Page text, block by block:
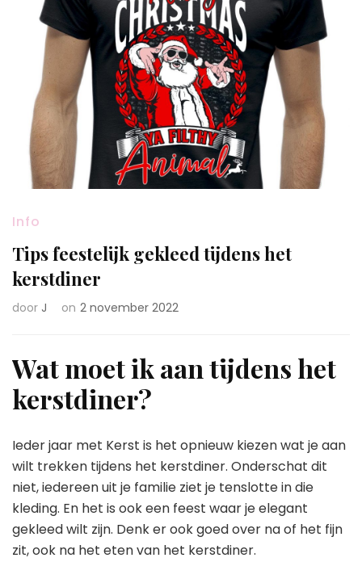
Info
Tips feestelijk gekleed tijdens het
kerstdiner
door J on 2 november 2022
Wat moet ik aan tijdens het
kerstdiner?
Ieder jaar met Kerst is het opnieuw kiezen wat je aan
wilt trekken tijdens het kerstdiner. Onderschat dit
niet, iedereen uit je familie ziet je tenslotte in die
kleding. En het is ook een feest waar je elegant
gekleed wilt zijn. Denk er ook goed over na of het fijn
zit, ook na het eten van het kerstdiner.